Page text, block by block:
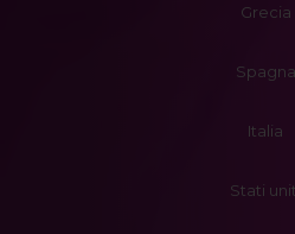
Grecia
Spagna
Italia
Stati